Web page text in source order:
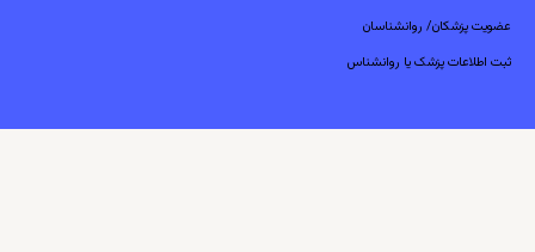
عضویت پزشکان/ روانشناسان
ثبت اطلاعات پزشک یا روانشناس